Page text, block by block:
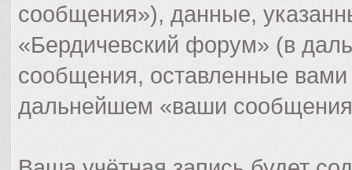
сообщения»), данные,
«Бердичевский форум» (в
сообщения, оставленные вами
дальнейшем «ваши